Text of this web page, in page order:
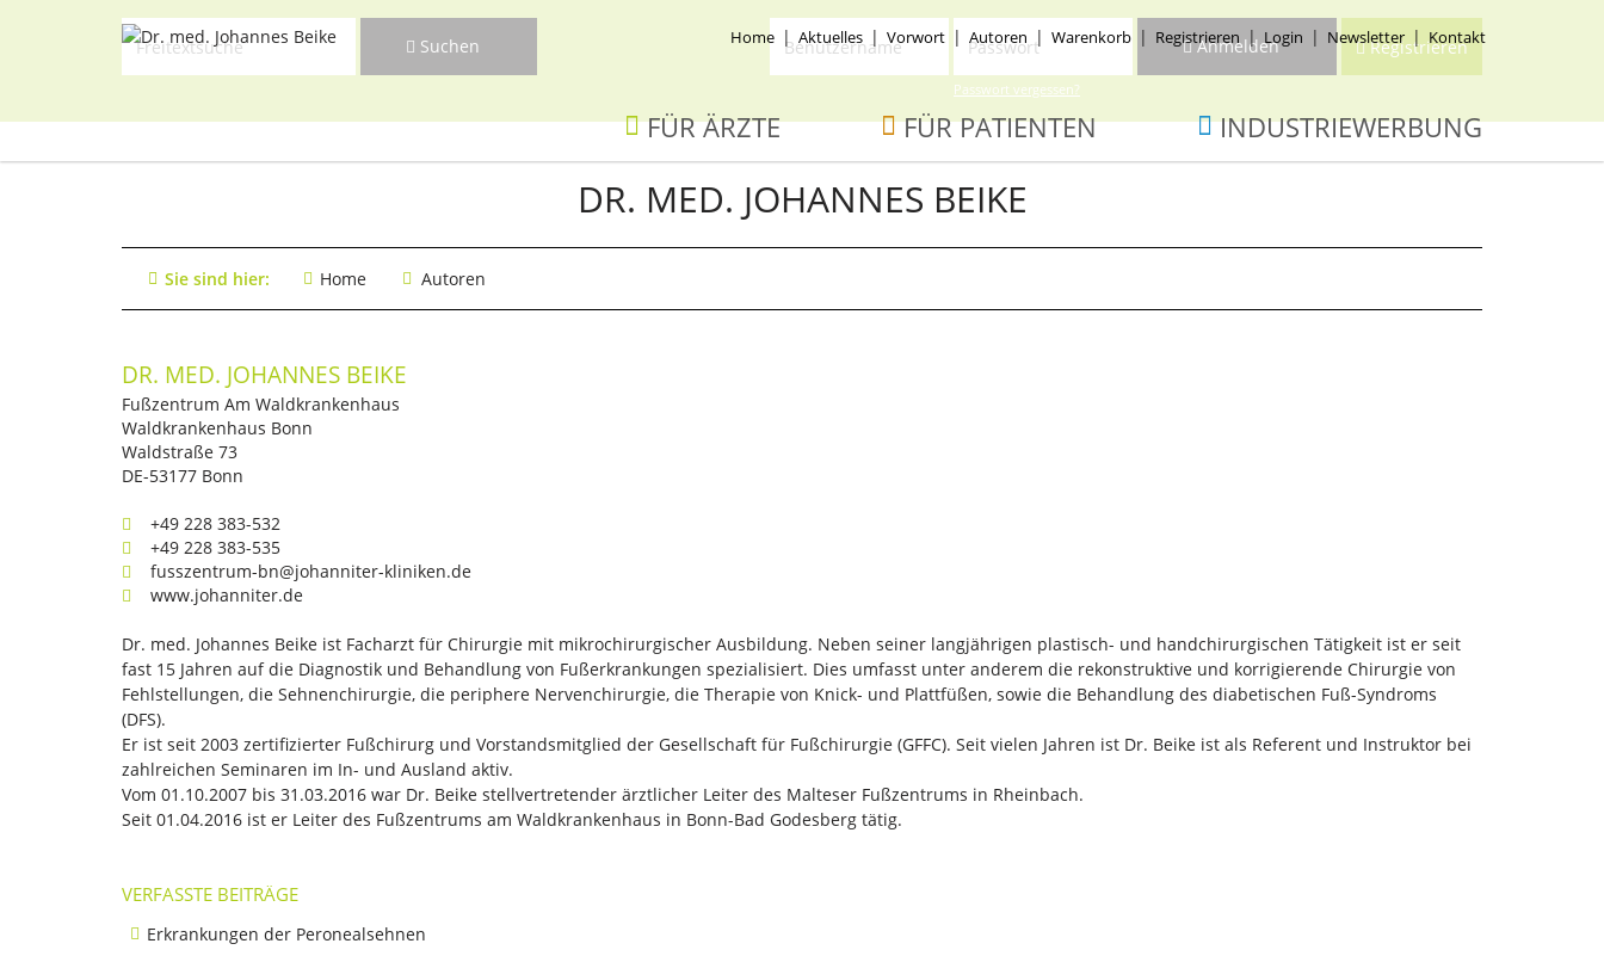
überspringen Home Aktuelles Vorwort Autoren Warenkorb Registrieren Login Newsletter Kontakt
überspringen
FÜR ÄRZTE FÜR PATIENTEN INDUSTRIEWERBUNG
Suchen
Suchen
Benutzername Passwort
Passwort vergessen?
Anmelden Registrieren
DR. MED. JOHANNES BEIKE
Sie sind hier: Home Autoren
DR. MED. JOHANNES BEIKE
Fußzentrum Am Waldkrankenhaus
Waldkrankenhaus Bonn
Waldstraße 73
DE-53177 Bonn
+49 228 383-532
+49 228 383-535
fusszentrum-bn@johanniter-kliniken.de
www.johanniter.de
Dr. med. Johannes Beike ist Facharzt für Chirurgie mit mikrochirurgischer Ausbildung. Neben seiner langjährigen plastisch- und handchirurgischen Tätigkeit ist er seit
fast 15 Jahren auf die Diagnostik und Behandlung von Fußerkrankungen spezialisiert. Dies umfasst unter anderem die rekonstruktive und korrigierende Chirurgie von
Fehlstellungen, die Sehnenchirurgie, die periphere Nervenchirurgie, die Therapie von Knick- und Plattfüßen, sowie die Behandlung des diabetischen Fuß-Syndroms
(DFS).
Er ist seit 2003 zertifizierter Fußchirurg und Vorstandsmitglied der Gesellschaft für Fußchirurgie (GFFC). Seit vielen Jahren ist Dr. Beike ist als Referent und Instruktor bei
zahlreichen Seminaren im In- und Ausland aktiv.
Vom 01.10.2007 bis 31.03.2016 war Dr. Beike stellvertretender ärztlicher Leiter des Malteser Fußzentrums in Rheinbach.
Seit 01.04.2016 ist er Leiter des Fußzentrums am Waldkrankenhaus in Bonn-Bad Godesberg tätig.
VERFASSTE BEITRÄGE
Erkrankungen der Peronealsehnen